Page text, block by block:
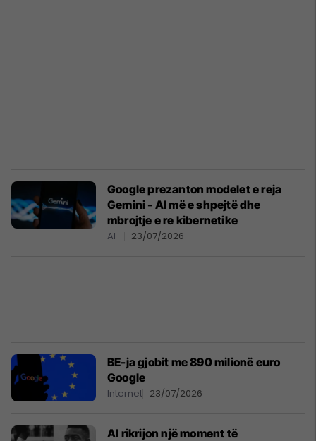
Google prezanton modelet e reja
Gemini - AI më e shpejtë dhe
mbrojtje e re kibernetike
AI 23/07/2026
BE-ja gjobit me 890 milionë euro
Google
Internet 23/07/2026
AI rikrijon një moment të